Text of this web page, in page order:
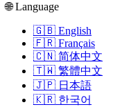
🌐 Language
🇬🇧 English
🇫🇷 Français
🇨🇳 简体中文
🇹🇼 繁體中文
🇯🇵 日本語
🇰🇷 한국어